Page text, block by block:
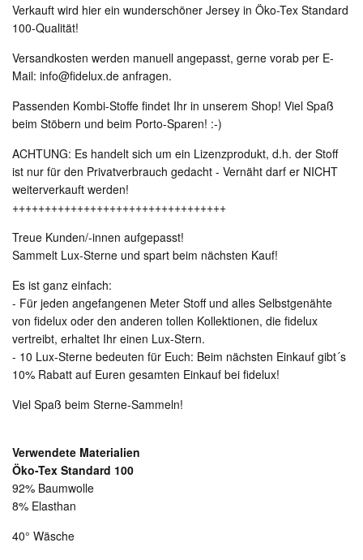
Verkauft wird hier ein wunderschöner Jersey in Öko-Tex Standard
100-Qualität!
Versandkosten werden manuell angepasst, gerne vorab per E-
Mail: info@fidelux.de anfragen.
Passenden Kombi-Stoffe findet Ihr in unserem Shop! Viel Spaß
beim Stöbern und beim Porto-Sparen! :-)
ACHTUNG: Es handelt sich um ein Lizenzprodukt, d.h. der Stoff
ist nur für den Privatverbrauch gedacht - Vernäht darf er NICHT
weiterverkauft werden!
+++++++++++++++++++++++++++++++++
Treue Kunden/-innen aufgepasst!
Sammelt Lux-Sterne und spart beim nächsten Kauf!
Es ist ganz einfach:
- Für jeden angefangenen Meter Stoff und alles Selbstgenähte
von fidelux oder den anderen tollen Kollektionen, die fidelux
vertreibt, erhaltet Ihr einen Lux-Stern.
- 10 Lux-Sterne bedeuten für Euch: Beim nächsten Einkauf gibt´s
10% Rabatt auf Euren gesamten Einkauf bei fidelux!
Viel Spaß beim Sterne-Sammeln!
Verwendete Materialien
Öko-Tex Standard 100
92% Baumwolle
8% Elasthan
40° Wäsche